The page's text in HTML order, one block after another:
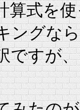
算式を
ングな
ですが